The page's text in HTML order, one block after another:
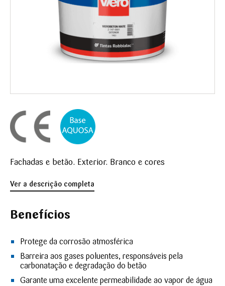
Fachadas e betão. Exterior. Branco e cores
Ver a descrição completa
Benefícios
Protege da corrosão atmosférica
Barreira aos gases poluentes, responsáveis pela
carbonatação e degradação do betão
Garante uma excelente permeabilidade ao vapor de água